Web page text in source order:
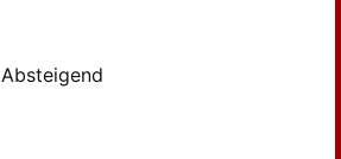
Absteigend